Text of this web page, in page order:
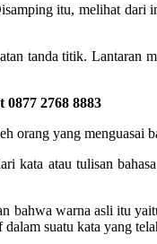
itu, melihat
tanda titik.
2768 8883
orang yang menguasai
kata atau tulisan
warna asli itu
suatu kata yang